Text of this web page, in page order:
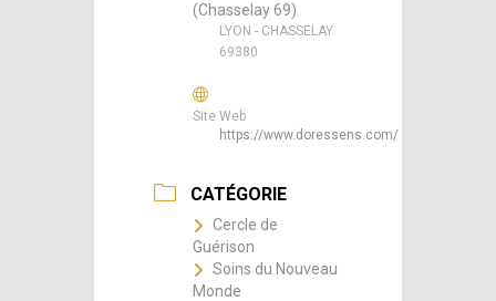
(Chasselay 69)
LYON - CHASSELAY
69380
Site Web
https://www.doressens.com/
CATÉGORIE
Cercle de
Guérison
Soins du Nouveau
Monde